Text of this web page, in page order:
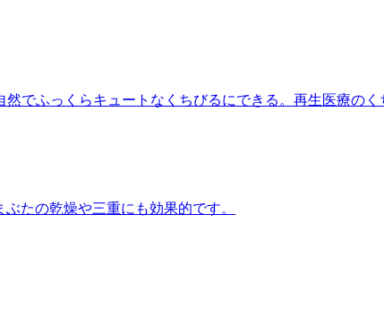
でふっくらキュートなくちびるにできる。再生医療のく
たの乾燥や三重にも効果的です。